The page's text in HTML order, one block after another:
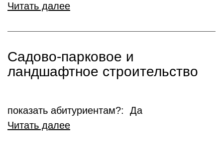
Читать далее
Садово-парковое и
ландшафтное строительство
показать абитуриентам?: Да
Читать далее